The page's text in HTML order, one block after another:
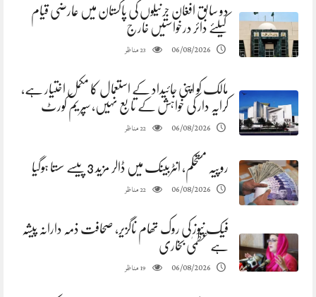
دو سابق افغان جرنیلوں کی پاکستان میں عارضی قیام
کیلئے دائر درخواستیں خارج
06/08/2026
23مناظر
مالک کو اپنی جائیداد کے استعمال کا مکمل اختیار ہے،
کرایہ دار کی خواہش کے تابع نہیں، سپریم کورٹ
06/08/2026
22مناظر
روپیہ مستحکم، انٹربینک میں ڈالر مزید 3 پیسے سستا ہوگیا
06/08/2026
22مناظر
فیک نیوز کی روک تھام ناگزیر، صحافت ذمہ دارانہ پیشہ
ہے عظمیٰ بخاری
06/08/2026
19مناظر